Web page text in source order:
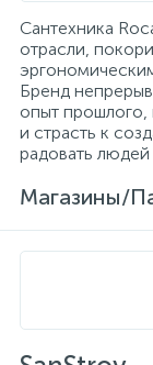
Сантехника
отрасли,
Бренд
опыт прошлого,
и страсть к
радовать
Магазины/